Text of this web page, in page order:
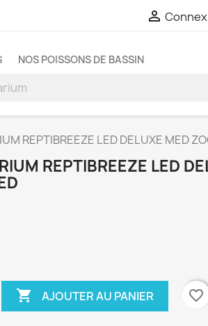

NOS POISSONS DE BASSIN
REPTIBREEZE LED DELUXE MED
REPTIBREEZE LED
 AJOUTER AU PANIER favorite_border